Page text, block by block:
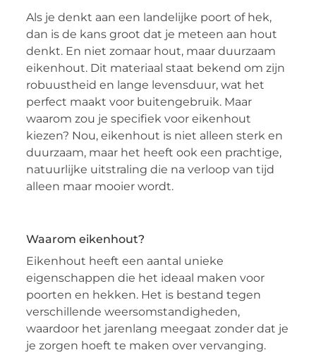
Als je denkt aan een landelijke poort of hek,
dan is de kans groot dat je meteen aan hout
denkt. En niet zomaar hout, maar duurzaam
eikenhout. Dit materiaal staat bekend om zijn
robuustheid en lange levensduur, wat het
perfect maakt voor buitengebruik. Maar
waarom zou je specifiek voor eikenhout
kiezen? Nou, eikenhout is niet alleen sterk en
duurzaam, maar het heeft ook een prachtige,
natuurlijke uitstraling die na verloop van tijd
alleen maar mooier wordt.
Waarom eikenhout?
Eikenhout heeft een aantal unieke
eigenschappen die het ideaal maken voor
poorten en hekken. Het is bestand tegen
verschillende weersomstandigheden,
waardoor het jarenlang meegaat zonder dat je
je zorgen hoeft te maken over vervanging.